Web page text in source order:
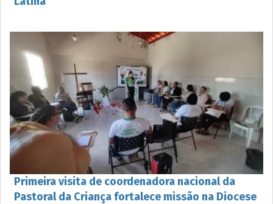
Primeira visita de coordenadora nacional da
Pastoral da Criança fortalece missão na Diocese